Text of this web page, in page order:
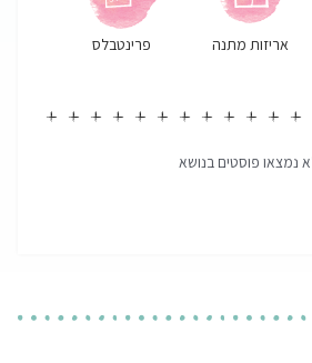
אריזות מתנה פרינטבלס
נמצאו פוסטים בנושא